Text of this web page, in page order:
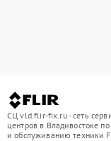
СЦ vld.flir-fix.ru - сеть
центров в Владивостоке
и обслуживанию техники